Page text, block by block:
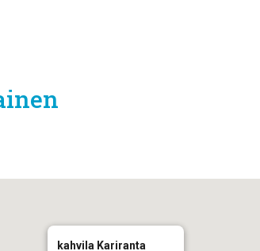
kahvila Kariranta